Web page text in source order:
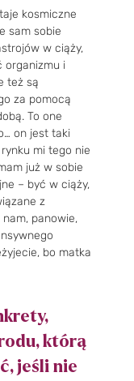
kosmiczne
sam sobie
w ciąży,
organizmu i
też są
za pomocą
To one
on jest taki
mi tego nie
już w sobie
– być w ciąży,
z
panowie,
bo matka
którą
jeśli nie